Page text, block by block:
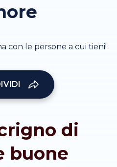
con le persone a cui tieni!
di
buone